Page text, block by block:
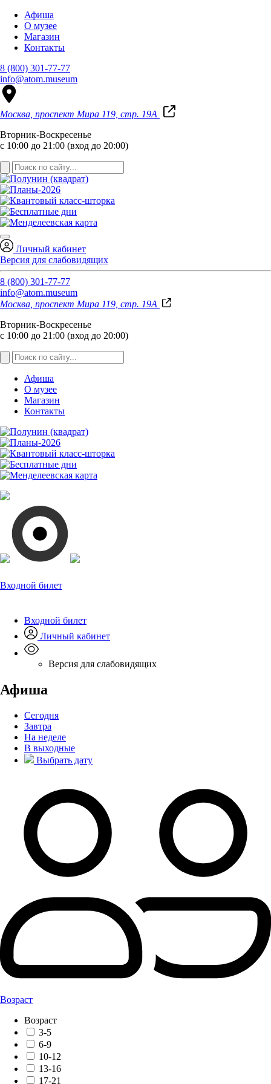
Афиша
О музее
Магазин
Контакты
8 (800) 301-77-77
info@atom.museum
Москва, проспект Мира 119, стр. 19А
Вторник-Воскресенье
с 10:00 до 21:00 (вход до 20:00)
Личный кабинет
Версия для слабовидящих
8 (800) 301-77-77
info@atom.museum
Москва, проспект Мира 119, стр. 19А
Вторник-Воскресенье
с 10:00 до 21:00 (вход до 20:00)
Афиша
О музее
Магазин
Контакты
Входной билет
Входной билет
Личный кабинет
Версия для слабовидящих
Афиша
Сегодня
Завтра
На неделе
В выходные
Выбрать дату
Возраст
Возраст
3-5
6-9
10-12
13-16
17-21